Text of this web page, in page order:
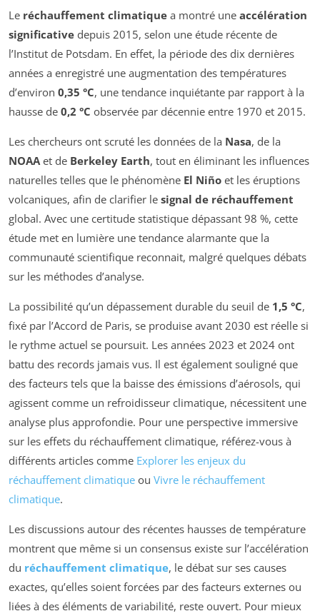
Le réchauffement climatique a montré une accélération
significative depuis 2015, selon une étude récente de
l’Institut de Potsdam. En effet, la période des dix dernières
années a enregistré une augmentation des températures
d’environ 0,35 °C, une tendance inquiétante par rapport à la
hausse de 0,2 °C observée par décennie entre 1970 et 2015.
Les chercheurs ont scruté les données de la Nasa, de la
NOAAet de Berkeley Earth, tout en éliminant les influences
naturelles telles que le phénomène El Niño et les éruptions
volcaniques, afin de clarifier le signal de réchauffement
global. Avec une certitude statistique dépassant 98 %, cette
étude met en lumière une tendance alarmante que la
communauté scientifique reconnait, malgré quelques débats
sur les méthodes d’analyse.
La possibilité qu’un dépassement durable du seuil de 1,5 °C,
fixé par l’Accord de Paris, se produise avant 2030 est réelle si
le rythme actuel se poursuit. Les années 2023 et 2024 ont
battu des records jamais vus. Il est également souligné que
des facteurs tels que la baisse des émissions d’aérosols, qui
agissent comme un refroidisseur climatique, nécessitent une
analyse plus approfondie. Pour une perspective immersive
sur les effets du réchauffement climatique, référez-vous à
différents articles comme Explorer les enjeux du
réchauffement climatique ou Vivre le réchauffement
climatique.
Les discussions autour des récentes hausses de température
montrent que même si un consensus existe sur l’accélération
du réchauffement climatique, le débat sur ses causes
exactes, qu’elles soient forcées par des facteurs externes ou
liées à des éléments de variabilité, reste ouvert. Pour mieux